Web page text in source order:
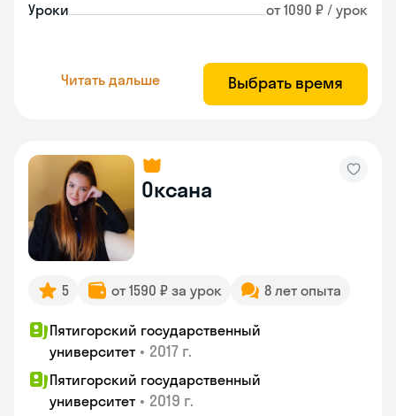
Уроки от 1090 ₽ / урок
Читать дальше Выбрать время
Оксана
5 от 1590 ₽ за урок 8 лет опыта
Пятигорский государственный
университет • 2017 г.
Пятигорский государственный
университет • 2019 г.